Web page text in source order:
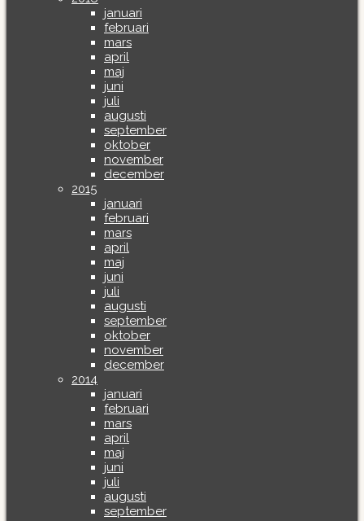
januari
februari
mars
april
maj
juni
juli
augusti
september
oktober
november
december
2015
januari
februari
mars
april
maj
juni
juli
augusti
september
oktober
november
december
2014
januari
februari
mars
april
maj
juni
juli
augusti
september